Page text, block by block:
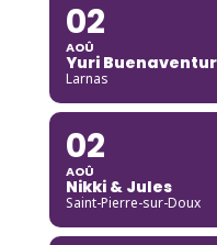
02
AOÛ
Yuri
Larnas
02
AOÛ
Nikki & Jules
Saint-Pierre-sur-Doux